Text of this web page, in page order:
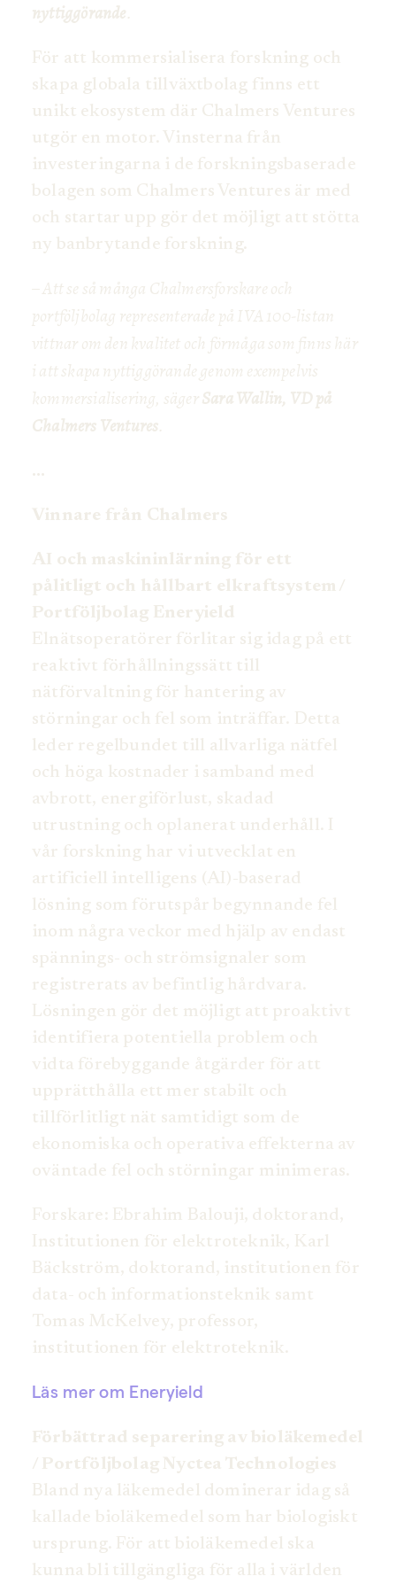
nyttiggörande.
För att kommersialisera forskning och
skapa globala tillväxtbolag finns ett
unikt ekosystem där Chalmers Ventures
utgör en motor. Vinsterna från
investeringarna i de forskningsbaserade
bolagen som Chalmers Ventures är med
och startar upp gör det möjligt att stötta
ny banbrytande forskning.
– Att se så många Chalmersforskare och
portföljbolag representerade på IVA 100-listan
vittnar om den kvalitet och förmåga som finns här
i att skapa nyttiggörande genom exempelvis
kommersialisering, sägerSara Wallin, VD på
Chalmers Ventures.
…
Vinnare från Chalmers
AI och maskininlärning för ett
pålitligt och hållbart elkraftsystem /
Portföljbolag Eneryield
Elnätsoperatörer förlitar sig idag på ett
reaktivt förhållningssätt till
nätförvaltning för hantering av
störningar och fel som inträffar. Detta
leder regelbundet till allvarliga nätfel
och höga kostnader i samband med
avbrott, energiförlust, skadad
utrustning och oplanerat underhåll. I
vår forskning har vi utvecklat en
artificiell intelligens (AI)-baserad
lösning som förutspår begynnande fel
inom några veckor med hjälp av endast
spännings- och strömsignaler som
registrerats av befintlig hårdvara.
Lösningen gör det möjligt att proaktivt
identifiera potentiella problem och
vidta förebyggande åtgärder för att
upprätthålla ett mer stabilt och
tillförlitligt nät samtidigt som de
ekonomiska och operativa effekterna av
oväntade fel och störningar minimeras.
Forskare: Ebrahim Balouji, doktorand,
Institutionen för elektroteknik, Karl
Bäckström, doktorand, institutionen för
data- och informationsteknik samt
Tomas McKelvey, professor,
institutionen för elektroteknik.
Läs mer om Eneryield
Förbättrad separering av bioläkemedel
/ Portföljbolag Nyctea Technologies
Bland nya läkemedel dominerar idag så
kallade bioläkemedel som har biologiskt
ursprung. För att bioläkemedel ska
kunna bli tillgängliga för alla i världen